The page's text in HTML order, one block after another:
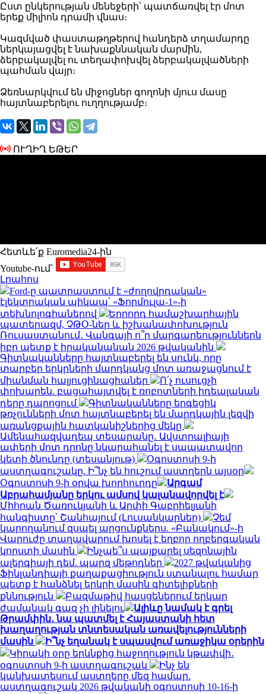
Ըստ ընկերության մենեջերի՝ պատճառվել էր մոտ
երեք միլիոն դրամի վնաս։
Կազմված փաստաթղթերով հանդերձ տղամարդը
ներկայացվել է նախաքննական մարմին,
ձերբակալվել ու տեղափոխվել ձերբակալվածների
պահման վայր։
Ձեռնարկվում են միջոցներ գողոնի մյուս մասը
հայտնաբերելու ուղղությամբ։
ՈՒՂԻՂ ԵԹԵՐ
Հետևե՛ք Euromedia24-ին
Youtube-ում`
Լրահոս
Ford-ը պատրաստում է «ժողովրդական»
էլեկտրական պիկապ՝ «Ֆորմուլա-1»-ի
տեխնոլոգիաներով
Երրորդ համաշխարհային
պատերազմ, ՉԹՕ-ներ և իշխանափոխություն
Ռուսաստանում․ Վանգայի ո՞ր մարգարեություններն
իբր պետք է իրականանան 2026 թվականին
Գիտնականները հայտնաբերել են սունկ, որը
տարբեր երկրների մարդկանց մոտ առաջացնում է
միանման հալյուցինացիաներ
Ո՛չ ուսուցչի
փոխարեն. բացահայտվել է ռոբոտների իդեալական
դերը դպրոցում
Գիտնականները երգեցիկ
թռչունների մոտ հայտնաբերել են մարդկային լեզվի
առանցքային հատկանիշներից մեկը
Ամենահազվադեպ տեսարանը․ Ավստրալիայի
ափերի մոտ դրոնը նկարահանել է սապատավոր
կետի ծնունդը (տեսանյութ)
Օգոստոսի 9-ի
աստղագուշակը. Ի՞նչ են հուշում աստղերն այսօր
Օգոստոսի 9-ի օրվա խորհուրդը
Արգամ
Աբրահամյանը երկու ամսով կալանավորվել է
Միհրան Ծառուկյանի և Արփի Գաբրիելյանի
հանգիստը՝ Շանհայում (Լուսանկարներ)
Չեմ
կարողանում զսպել արցունքներս. «Բանակում»-ի
Վարուժը տաղավարում խոսել է եղբոր ողբերգական
կորստի մասին
Ինչպե՞ս պայքարել սեզոնային
ալերգիայի դեմ. պարզ մեթոդներ
2027 թվականից
Ֆինլանդիայի քաղաքացիություն ստանալու համար
պետք է հանձնել երկրի մասին գիտելիքների
քննություն
Բազմաթիվ հասցեներում երկար
ժամանակ գազ չի լինելու
Ալիևը նամակ է գրել
Թրամփին․ նա պատմել է Հայաստանի հետ
խաղաղության տնտեսական առավելությունների
մասին
Ի՞նչ եղանակ է սպասվում առաջիկա օրերին
Կիրակի օրը երկնքից հաջողություն կթափվի․
օգոստոսի 9-ի աստղագուշակ
Ինչ են
կանխատեսում աստղերը մեզ համար.
աստղագուշակ 2026 թվականի օգոստոսի 10-16-ի